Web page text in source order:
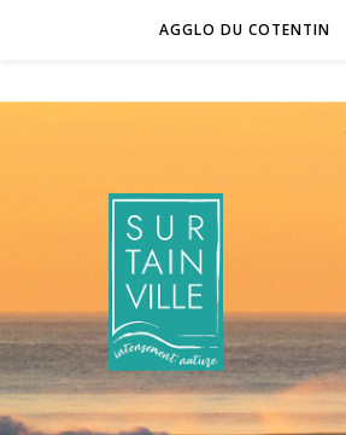
AGGLO DU COTENTIN